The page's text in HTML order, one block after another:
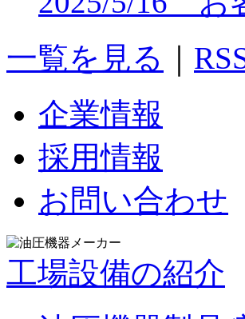
一覧を見る
企業情報
採用情報
お問い合わせ
工場設備の紹介